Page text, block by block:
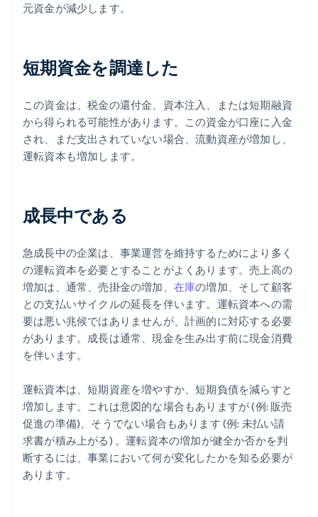
元資金が減少します。
短期資金を調達した
この資金は、税金の還付金、資本注入、または短期融資
から得られる可能性があります。この資金が口座に入金
され、まだ支出されていない場合、流動資産が増加し、
運転資本も増加します。
成長中である
急成長中の企業は、事業運営を維持するためにより多く
の運転資本を必要とすることがよくあります。売上高の
増加は、通常、売掛金の増加、 在庫の増加、そして顧客
との支払いサイクルの延長を伴います。運転資本への需
要は悪い兆候ではありませんが、計画的に対応する必要
があります。成長は通常、現金を生み出す前に現金消費
を伴います。
運転資本は、短期資産を増やすか、短期負債を減らすと
増加します。これは意図的な場合もありますが (例: 販売
促進の準備)、そうでない場合もあります (例: 未払い請
求書が積み上がる) 。運転資本の増加が健全か否かを判
断するには、事業において何が変化したかを知る必要が
あります。